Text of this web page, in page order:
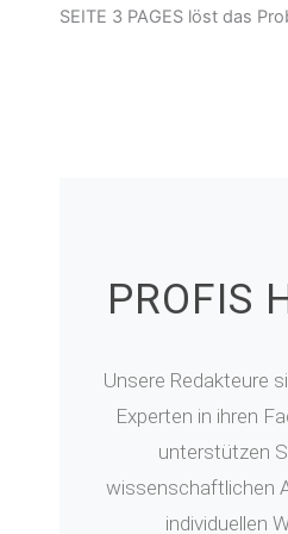
SEITE 3 PAGES löst das
PROFIS
Unsere Redakteure
Experten in ihren
unterstützen
wissenschaftlichen
individuellen